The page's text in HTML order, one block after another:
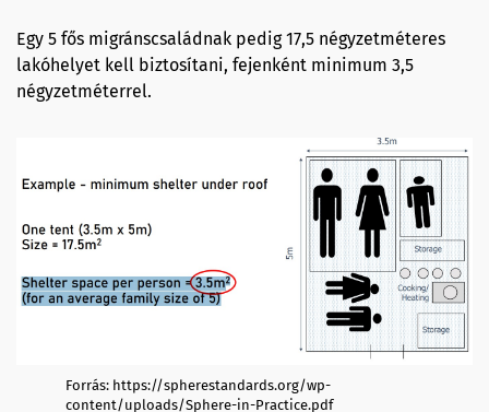
Egy 5 fős migránscsaládnak pedig 17,5 négyzetméteres
lakóhelyet kell biztosítani, fejenként minimum 3,5
négyzetméterrel.
Forrás: https://spherestandards.org/wp-
content/uploads/Sphere-in-Practice.pdf